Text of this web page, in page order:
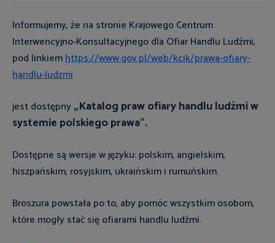
Informujemy, że na stronie Krajowego Centrum
Interwencyjno-Konsultacyjnego dla Ofiar Handlu Ludźmi,
pod linkiemhttps://www.gov.pl/web/kcik/prawa-ofiary-
handlu-ludzmi
jest dostępny„Katalog praw ofiary handlu ludźmi w
systemie polskiego prawa”.
Dostępne są wersje w języku: polskim, angielskim,
hiszpańskim, rosyjskim, ukraińskim i rumuńskim.
Broszura powstała po to, aby pomóc wszystkim osobom,
które mogły stać się ofiarami handlu ludźmi.